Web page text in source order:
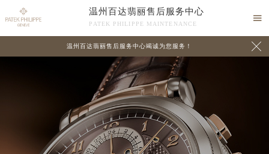
温州百达翡丽售后服务中心
PATEK PHILIPPE MAINTENANCE

温州百达翡丽售后服务中心竭诚为您服务！ 
联系我们